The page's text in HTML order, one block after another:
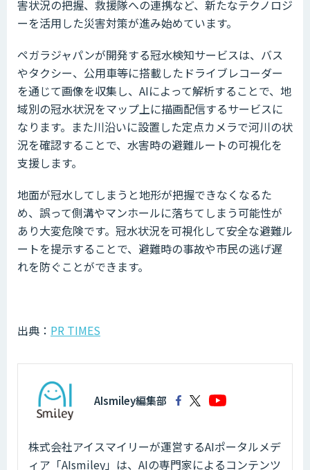
害状況の把握、救援隊への連携など、新たなテクノロジ
ーを活用した災害対策が進み始めています。
ペガラジャパンが開発する冠水検知サービスは、バス
やタクシー、公用車等に搭載したドライブレコーダー
を通じて画像を収集し、AIによって解析することで、地
域別の冠水状況をマップ上に描画配信するサービスに
なります。また川沿いに設置した定点カメラで河川の状
況を確認することで、水害時の避難ルートの可視化を
支援します。
地面が冠水してしまうと地形が把握できなくなるた
め、誤って側溝やマンホールに落ちてしまう可能性が
あり大変危険です。冠水状況を可視化して安全な避難ル
ートを提示することで、避難時の事故や市民の逃げ遅
れを防ぐことができます。
出典： PR TIMES
AIsmiley編集部
株式会社アイスマイリーが運営するAIポータルメデ
ィア「AIsmiley」は、AIの専門家によるコンテンツ